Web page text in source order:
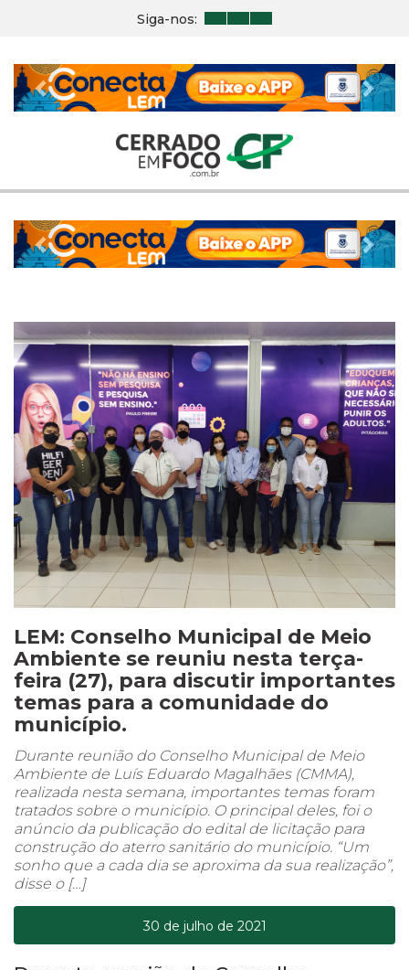
Siga-nos:
Previous Next
Previous Next
LEM: Conselho Municipal de Meio
Ambiente se reuniu nesta terça-
feira (27), para discutir importantes
temas para a comunidade do
município.
Durante reunião do Conselho Municipal de Meio
Ambiente de Luís Eduardo Magalhães (CMMA),
realizada nesta semana, importantes temas foram
tratados sobre o município. O principal deles, foi o
anúncio da publicação do edital de licitação para
construção do aterro sanitário do município. “Um
sonho que a cada dia se aproxima da sua realização”,
disse o […]
30 de julho de 2021